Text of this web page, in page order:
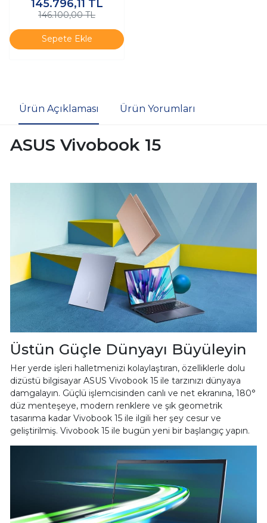
SSD Windows 11 Pro K6
145.796,11 TL
146.100,00 TL
Sepete Ekle
Ürün Açıklaması Ürün Yorumları
ASUS Vivobook 15
Üstün Güçle Dünyayı Büyüleyin
Her yerde işleri halletmenizi kolaylaştıran, özelliklerle dolu
dizüstü bilgisayar ASUS Vivobook 15 ile tarzınızı dünyaya
damgalayın. Güçlü işlemcisinden canlı ve net ekranına, 180°
düz menteşeye, modern renklere ve şık geometrik
tasarıma kadar Vivobook 15 ile ilgili her şey cesur ve
geliştirilmiş. Vivobook 15 ile bugün yeni bir başlangıç yapın.